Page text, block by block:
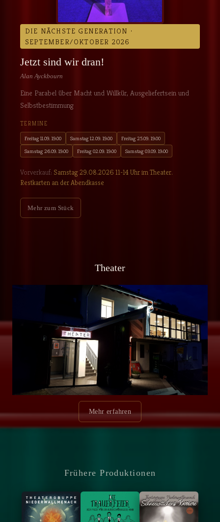
DIE NÄCHSTE GENERATION ·
SEPTEMBER/OKTOBER 2026
Jetzt sind wir dran!
Alan Ayckbourn
Eine Parabel über Macht und Willkür, Ausgeliefertsein und
Selbstbestimmung
TERMINE
Freitag 11.09. 19:00 Samstag 12.09. 19:00
Freitag 25.09. 19:00
Samstag 26.09. 19:00
Freitag 02.09. 19:00 Samstag 03.09. 19:00
Vorverkauf: Samstag 29.08.2026 11-14 Uhr im Theater.
Restkarten an der Abendkasse
Mehr zum Stück
Theater
Mehr erfahren
Frühere Produktionen